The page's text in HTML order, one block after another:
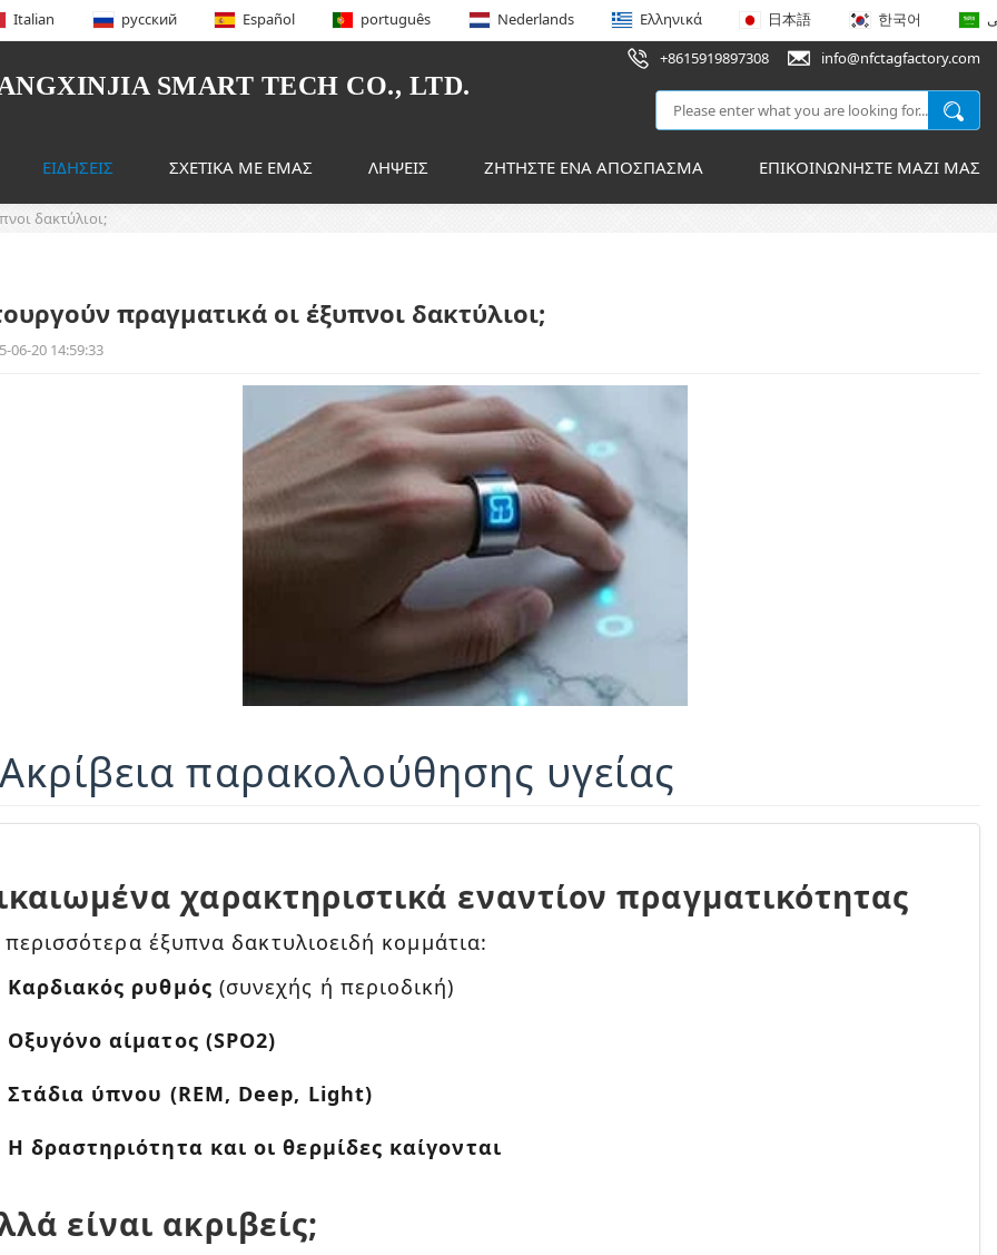
Italian русский Español português Nederlands Ελληνικά 日本語 한국어
SMART TECH CO., LTD.
+8615919897308 info@nfctagfactory.com
ΕΙΔΉΣΕΙΣ ΣΧΕΤΙΚΆ ΜΕ ΕΜΆΣ ΛΉΨΕΙΣ ΖΗΤΉΣΤΕ ΈΝΑ ΑΠΌΣΠΑΣΜΑ ΕΠΙΚΟΙΝΩΝΉΣΤΕ ΜΑΖΊ ΜΑΣ
δακτύλιοι;
πραγματικά οι έξυπνοι δακτύλιοι;
06-20 14:59:33
παρακολούθησης υγείας
χαρακτηριστικά εναντίον πραγματικότητας
έξυπνα δακτυλιοειδή κομμάτια:
Καρδιακός ρυθμός (συνεχής ή περιοδική)
Οξυγόνο αίματος (SPO2)
Στάδια ύπνου (REM, Deep, Light)
Η δραστηριότητα και οι θερμίδες καίγονται
είναι ακριβείς;